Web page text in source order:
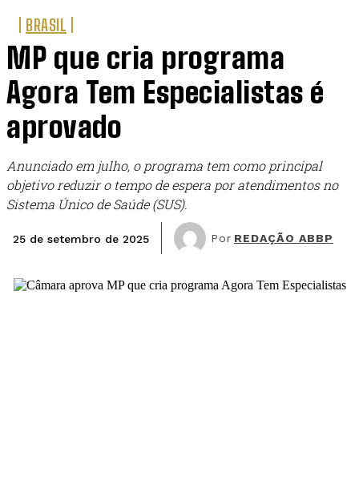
BRASIL
MP que cria programa
Agora Tem Especialistas é
aprovado
Anunciado em julho, o programa tem como principal
objetivo reduzir o tempo de espera por atendimentos no
Sistema Único de Saúde (SUS).
25 de setembro de 2025 Por REDAÇÃO ABBP